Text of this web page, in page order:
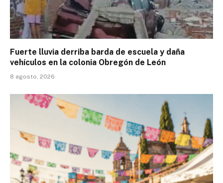
Fuerte lluvia derriba barda de escuela y daña
vehículos en la colonia Obregón de León
8 agosto, 2026